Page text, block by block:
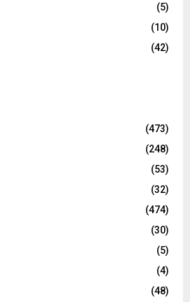
(5)
(10)
(42)
(473)
(248)
(53)
(32)
(474)
(30)
(5)
(4)
(48)